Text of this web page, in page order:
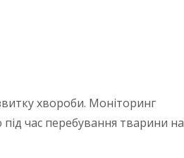
хвороби. Моніторинг
під час перебування тварини на